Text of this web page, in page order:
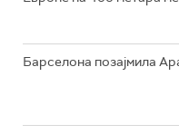
Барселона позајмила